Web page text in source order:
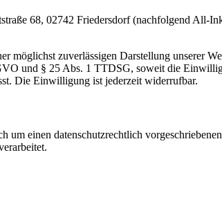
68, 02742 Friedersdorf (nachfolgend All-
zuverlässigen Darstellung unserer
und § 25 Abs. 1 TTDSG, soweit die
Die Einwilligung ist jederzeit widerrufbar.
einen datenschutzrechtlich